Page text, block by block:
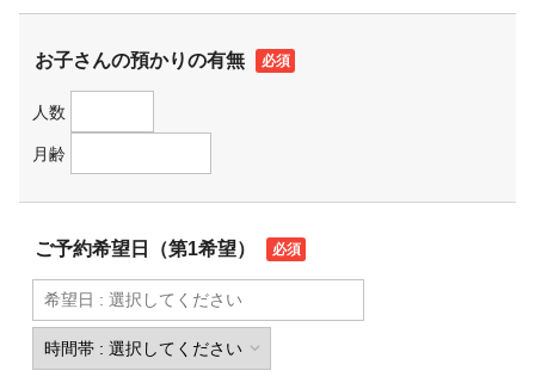
お子さんの預かりの有無
人数
月齢
ご予約希望日（第1希望）